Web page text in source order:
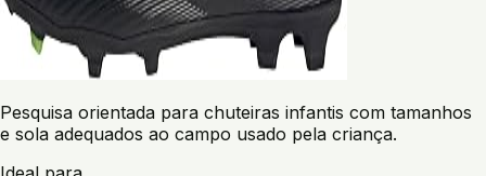
Pesquisa orientada para chuteiras infantis com tamanhos
e sola adequados ao campo usado pela criança.